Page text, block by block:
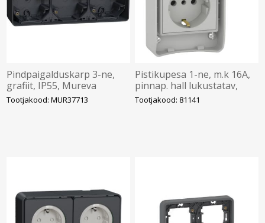
Pindpaigalduskarp 3-ne,
grafiit, IP55, Mureva
Tootjakood: MUR37713
Pistikupesa 1-ne, m.k 16A,
pinnap. hall lukustatav,
IP65, KAEDRA
Tootjakood: 81141